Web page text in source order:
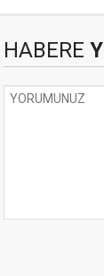
HABERE